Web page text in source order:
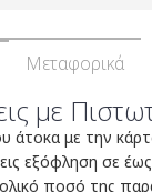
Μεταφορικά
με
άτοκα με την
εξόφληση σε έως
ποσό της